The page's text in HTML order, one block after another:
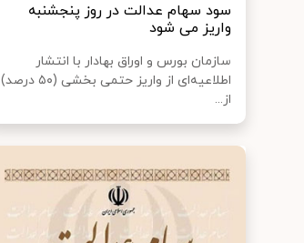
سود سهام عدالت در روز پنجشنبه
واریز می شود
سازمان بورس و اوراق بهادار با انتشار
اطلاعیه‌ای از واریز حتمی بخشی (۵۰ درصد)
از...